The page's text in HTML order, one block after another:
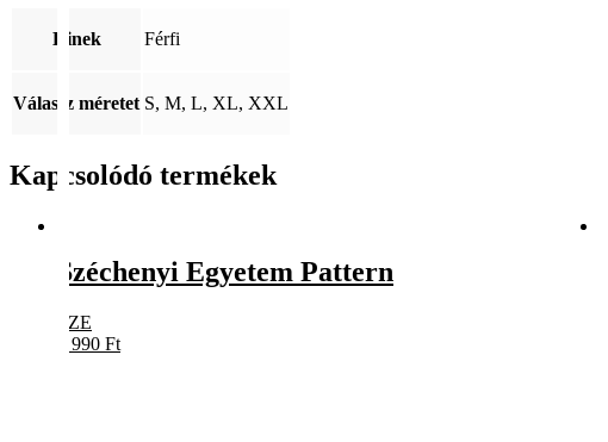
Kinek Férfi
Válassz méretet S, M, L, XL, XXL
Kapcsolódó termékek
Széchenyi Egyetem Pattern
SZE
5 990 Ft